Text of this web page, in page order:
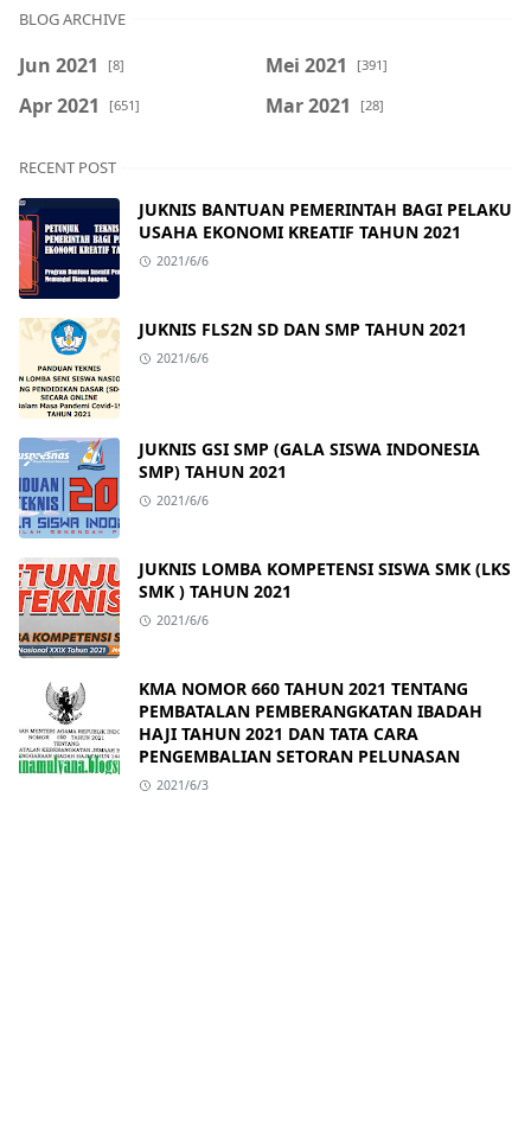
BLOG ARCHIVE
Jun 2021 [8] Mei 2021 [391]
Apr 2021 [651] Mar 2021 [28]
RECENT POST
JUKNIS BANTUAN PEMERINTAH BAGI PELAKU
USAHA EKONOMI KREATIF TAHUN 2021
2021/6/6
JUKNIS FLS2N SD DAN SMP TAHUN 2021
2021/6/6
JUKNIS GSI SMP (GALA SISWA INDONESIA
SMP) TAHUN 2021
2021/6/6
JUKNIS LOMBA KOMPETENSI SISWA SMK (LKS
SMK ) TAHUN 2021
2021/6/6
KMA NOMOR 660 TAHUN 2021 TENTANG
PEMBATALAN PEMBERANGKATAN IBADAH
HAJI TAHUN 2021 DAN TATA CARA
PENGEMBALIAN SETORAN PELUNASAN
2021/6/3